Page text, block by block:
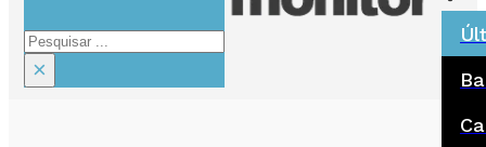
Pesquisar
×